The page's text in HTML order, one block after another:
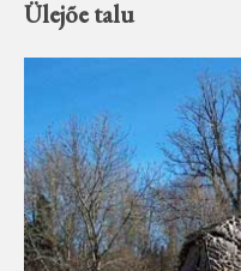
Ülejõe talu